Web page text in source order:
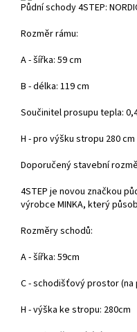
Půdní schody 4STEP:
Rozměr rámu:
A - šířka: 59 cm
B - délka: 119 cm
Součinitel prosupu tepla:
H - pro výšku stropu 280 cm
Doporučený stavební
4STEP je novou značkou
výrobce MINKA, který
Rozměry schodů:
A - šířka: 59cm
C - schodišťový prostor (na
H - výška ke stropu: 280cm